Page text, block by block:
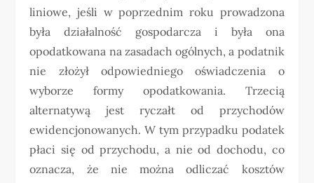
liniowe, jeśli w poprzednim roku prowadzona
była działalność gospodarcza i była ona
opodatkowana na zasadach ogólnych, a podatnik
nie złożył odpowiedniego oświadczenia o
wyborze formy opodatkowania. Trzecią
alternatywą jest ryczałt od przychodów
ewidencjonowanych. W tym przypadku podatek
płaci się od przychodu, a nie od dochodu, co
oznacza, że nie można odliczać kosztów